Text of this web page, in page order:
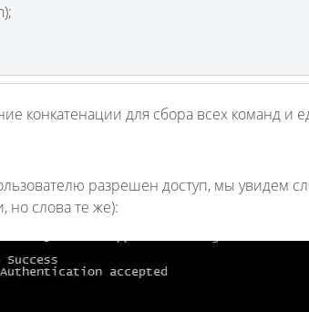
конкатенации для сбора всех команд и
разрешен доступ, мы увидем
но слова те же):